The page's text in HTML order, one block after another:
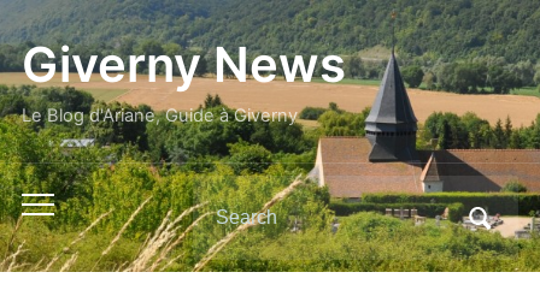
Giverny News
Le Blog d'Ariane, Guide à Giverny
Toggle
mobile
menu
Search
for: